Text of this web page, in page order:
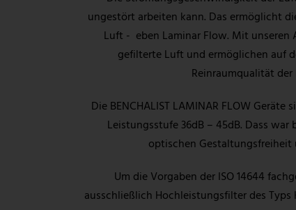
ungestört arbeiten kann. Das ermöglicht
Luft - eben Laminar Flow. Mit unseren
gefilterte Luft und ermöglichen auf
Reinraumqualität der
Die BENCHALIST LAMINAR FLOW
Leistungsstufe 36dB – 45dB. Dass
optischen Gestaltungsfreiheit
Um die Vorgaben der ISO 14644
ausschließlich Hochleistungsfilter des